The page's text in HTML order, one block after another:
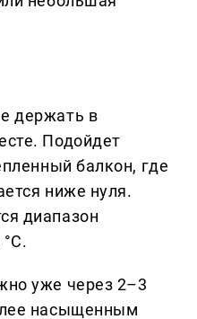
держать в
Подойдет
балкон, где
ниже нуля.
диапазон
уже через 2–3
насыщенным